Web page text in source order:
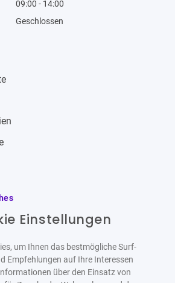
09:00 - 14:00
Geschlossen
Einstellungen
um Ihnen das bestmögliche Surf-
Empfehlungen auf Ihre Interessen
über den Einsatz von